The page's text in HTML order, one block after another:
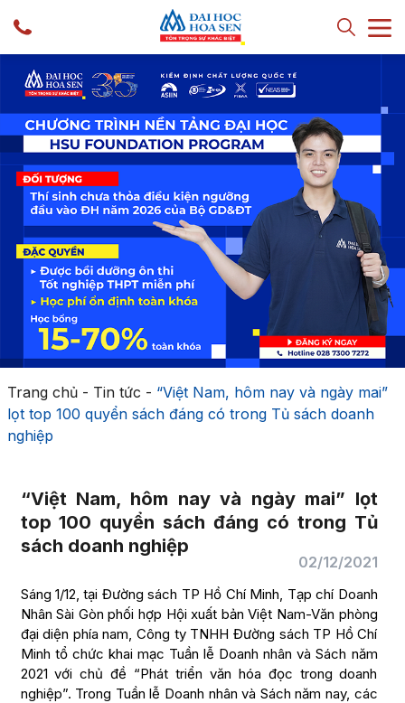
Trang chủ- Tin tức - “Việt Nam, hôm nay và ngày mai”
lọt top 100 quyển sách đáng có trong Tủ sách doanh
nghiệp
“Việt Nam, hôm nay và ngày mai” lọt
top 100 quyển sách đáng có trong Tủ
sách doanh nghiệp
02/12/2021
Sáng 1/12, tại Đường sách TP Hồ Chí Minh, Tạp chí Doanh
Nhân Sài Gòn phối hợp Hội xuất bản Việt Nam-Văn phòng
đại diện phía nam, Công ty TNHH Đường sách TP Hồ Chí
Minh tổ chức khai mạc Tuần lễ Doanh nhân và Sách năm
2021 với chủ đề “Phát triển văn hóa đọc trong doanh
nghiệp”. Trong Tuần lễ Doanh nhân và Sách năm nay, các